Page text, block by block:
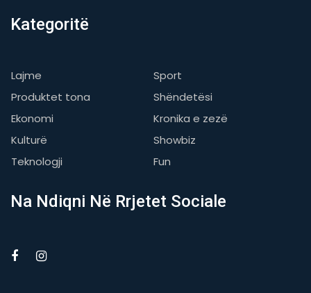
Kategoritë
Lajme
Sport
Produktet tona
Shëndetësi
Ekonomi
Kronika e zezë
Kulturë
Showbiz
Teknologji
Fun
Na Ndiqni Në Rrjetet Sociale